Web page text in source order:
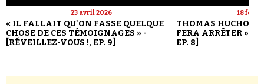
23 avril 2026
« IL FALLAIT QU'ON FASSE QUELQUE
CHOSE DE CES TÉMOIGNAGES » -
[RÉVEILLEZ-VOUS !, EP. 9]
18
THOMAS HUCHON :
FERA ARRÊTER » -
EP. 8]